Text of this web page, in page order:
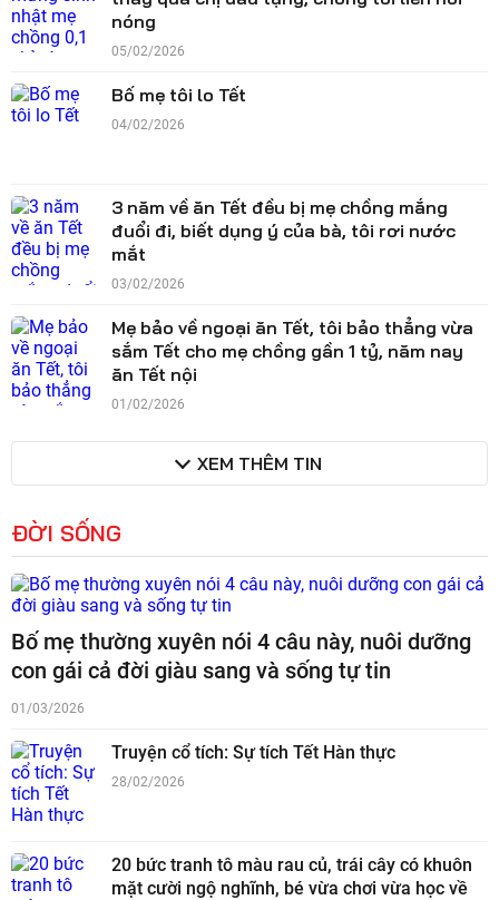
nóng
05/02/2026
Bố mẹ tôi lo Tết
04/02/2026
3 năm về ăn Tết đều bị mẹ chồng mắng
đuổi đi, biết dụng ý của bà, tôi rơi nước
mắt
03/02/2026
Mẹ bảo về ngoại ăn Tết, tôi bảo thẳng vừa
sắm Tết cho mẹ chồng gần 1 tỷ, năm nay
ăn Tết nội
01/02/2026
XEM THÊM TIN
ĐỜI SỐNG
Bố mẹ thường xuyên nói 4 câu này, nuôi dưỡng
con gái cả đời giàu sang và sống tự tin
01/03/2026
Truyện cổ tích: Sự tích Tết Hàn thực
28/02/2026
20 bức tranh tô màu rau củ, trái cây có khuôn
mặt cười ngộ nghĩnh, bé vừa chơi vừa học về